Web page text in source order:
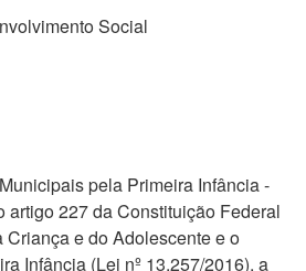
Social
pela Primeira Infância -
artigo 227 da Constituição Federal
Criança e do Adolescente e o
Infância (Lei nº 13.257/2016), a